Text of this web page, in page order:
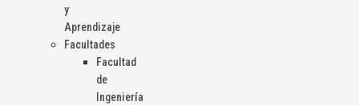
y
Aprendizaje
Facultades
Facultad
de
Ingeniería